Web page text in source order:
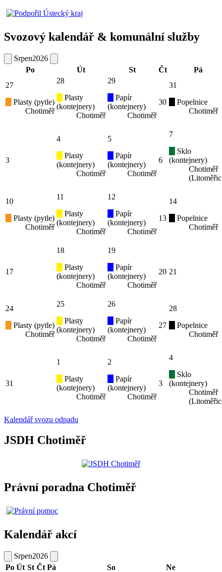
Svozový kalendář & komunální služby
Srpen2026
Po
Út St Čt
Pá
27
Plasty (pytle)
Chotiměř
28
Plasty
(kontejnery)
Chotiměř
29
Papír
(kontejnery)
Chotiměř
30
31
Popelnice
Chotiměř
3
4
Plasty
(kontejnery)
Chotiměř
5
Papír
(kontejnery)
Chotiměř
6
7
Sklo
(kontejnery)
Chotiměř
10
Plasty (pytle)
Chotiměř
11
Plasty
(kontejnery)
Chotiměř
12
Papír
(kontejnery)
Chotiměř
13
14
Popelnice
Chotiměř
17
18
Plasty
(kontejnery)
Chotiměř
19
Papír
(kontejnery)
Chotiměř
20 21
24
Plasty (pytle)
Chotiměř
25
Plasty
(kontejnery)
Chotiměř
26
Papír
(kontejnery)
Chotiměř
27
28
Popelnice
Chotiměř
31
1
Plasty
(kontejnery)
Chotiměř
2
Papír
(kontejnery)
Chotiměř
3
4
Sklo
(kontejnery)
Chotiměř
Kalendář svozu odpadu
JSDH Chotiměř
Právní poradna Chotiměř
Kalendář akcí
Srpen2026
Po Út St Čt Pá So
Ne